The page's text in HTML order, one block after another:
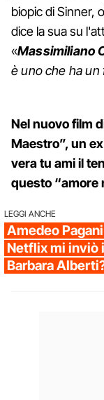
biopic di Sinner,
dice la sua su
«Massimiliano
è uno che ha
Nel nuovo film
Maestro”, un
vera tu ami il
questo “amore
LEGGI ANCHE
Amedeo
Netflix mi inviò
Barbara